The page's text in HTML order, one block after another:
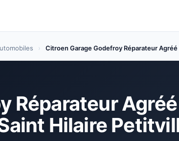
› Citroen Garage Godefroy Réparateur Agréé
Réparateur
Hilaire